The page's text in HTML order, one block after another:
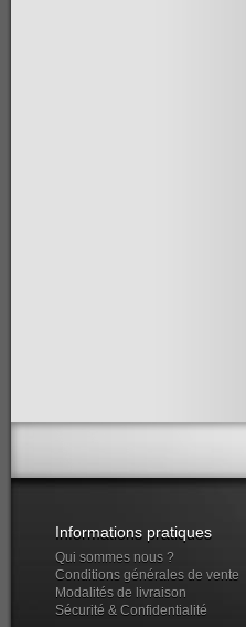
Informations pratiques
Qui sommes nous ?
Conditions générales de vente
Modalités de livraison
Sécurité & Confidentialité